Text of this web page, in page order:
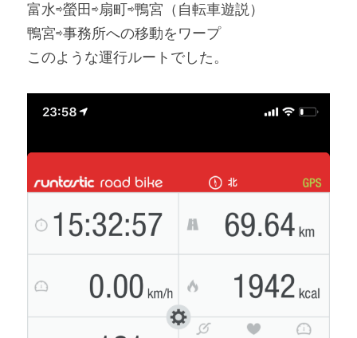
富水⇨螢田⇨扇町⇨鴨宮（自転車遊説）
鴨宮⇨事務所への移動をワープ
このような運行ルートでした。